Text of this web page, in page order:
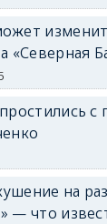
«Северная
с
на
— что